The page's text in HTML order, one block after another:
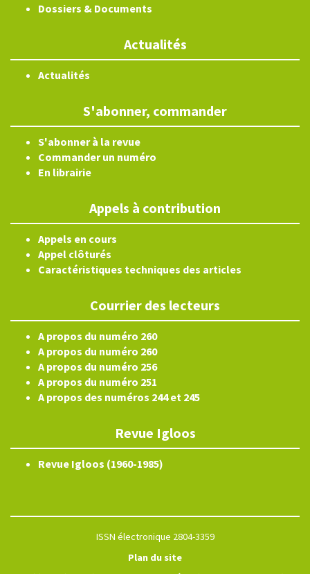
Dossiers & Documents
Actualités
Actualités
S'abonner, commander
S'abonner à la revue
Commander un numéro
En librairie
Appels à contribution
Appels en cours
Appel clôturés
Caractéristiques techniques des articles
Courrier des lecteurs
A propos du numéro 260
A propos du numéro 260
A propos du numéro 256
A propos du numéro 251
A propos des numéros 244 et 245
Revue Igloos
Revue Igloos (1960-1985)
ISSN électronique 2804-3359
Plan du site